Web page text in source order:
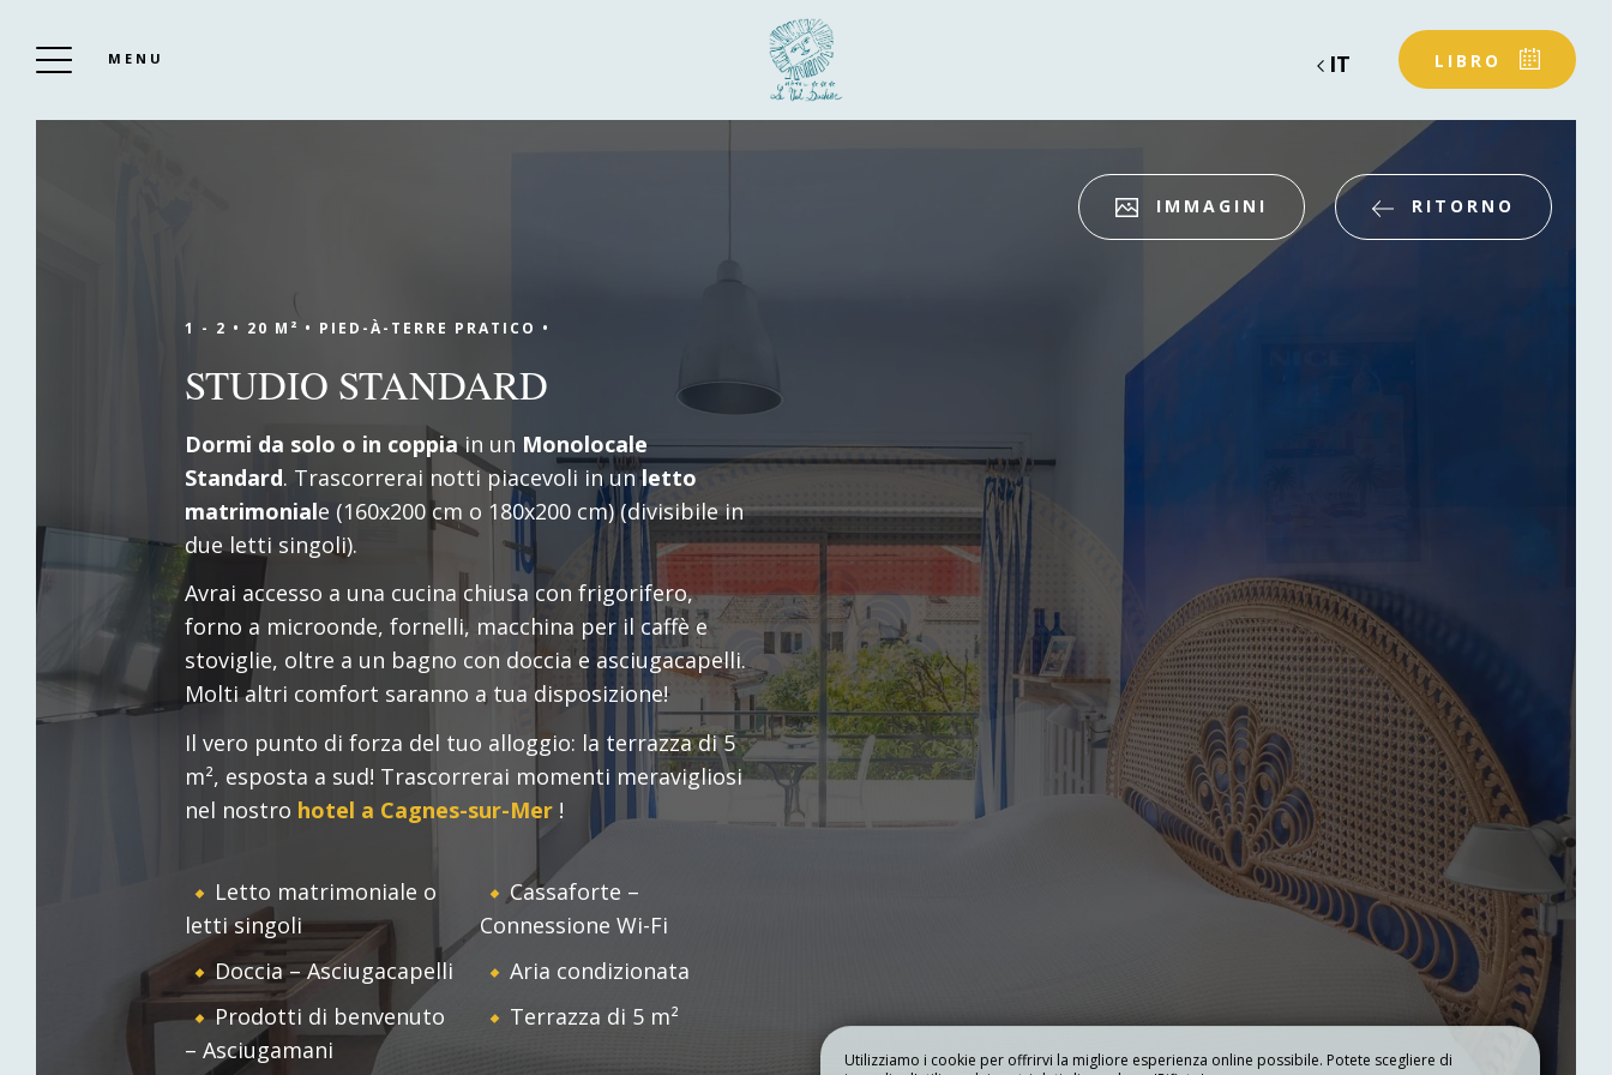
MENU LIBRO
IT
IL NOSTRO HOTEL I NOSTRI STUDI
I NOSTRI
APPARTAMENTI
I NOSTRI SERVIZI
Per Prenotare
Senza ulteriori indugi, inizia subito a
pianificare il tuo soggiorno nel nostro
hotel a Cagnes-sur-Mer, l'Hôtel Le Val
Duchesse! Siamo aperti ogni anno da
metà febbraio a metà novembre e non
vediamo l'ora di darvi il benvenuto!
Partenza
LIBRO
IMMAGINI RITORNO
1 - 2 • 20 M² • PIED-À-TERRE PRATICO •
STUDIO STANDARD
Dormi da solo o in coppiain un Monolocale
Standard. Trascorrerai notti piacevoli in unletto
matrimoniale (160x200 cm o 180x200 cm) (divisibile in
due letti singoli).
Avrai accesso a una cucina chiusa con frigorifero,
forno a microonde, fornelli, macchina per il caffè e
stoviglie, oltre a un bagno con doccia e asciugacapelli.
Molti altri comfort saranno a tua disposizione!
Il vero punto di forza del tuo alloggio: la terrazza di 5
m², esposta a sud! Trascorrerai momenti meravigliosi
nel nostro hotel a Cagnes-sur-Mer !
Letto matrimoniale o
letti singoli
Doccia – Asciugacapelli
Prodotti di benvenuto
– Asciugamani
Cassaforte –
Connessione Wi-Fi
Aria condizionata
Terrazza di 5 m²
Utilizziamo i cookie per offrirvi la migliore esperienza online possibile. Potete scegliere di